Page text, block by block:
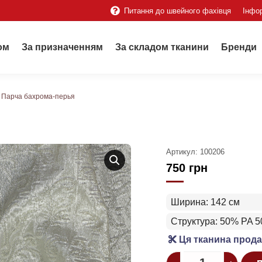
Питання до швейного фахівця
За призначенням За складом тканини Бренди
Парча бахрома-перья
Артикул: 100206
750 грн
Ширина: 142 см
Структура: 50% PA
Ця тканина
Quantity